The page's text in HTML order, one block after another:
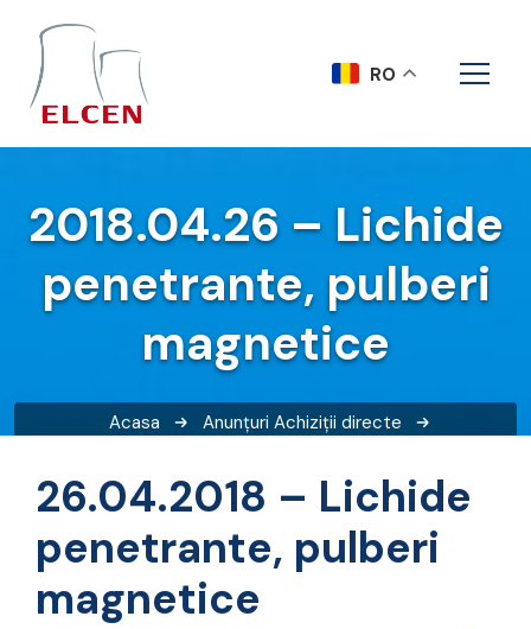
2018.04.26 – Lichide
penetrante, pulberi
magnetice
Acasa Anunțuri Achiziții directe
26.04.2018 – Lichide
penetrante, pulberi
magnetice
RO